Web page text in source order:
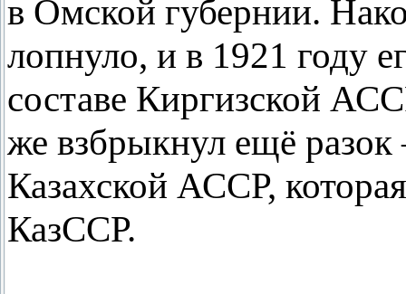
в Омской губернии.
лопнуло, и в 1921 году
составе Киргизской
же взбрыкнул ещё разок
Казахской АССР,
КазССР.